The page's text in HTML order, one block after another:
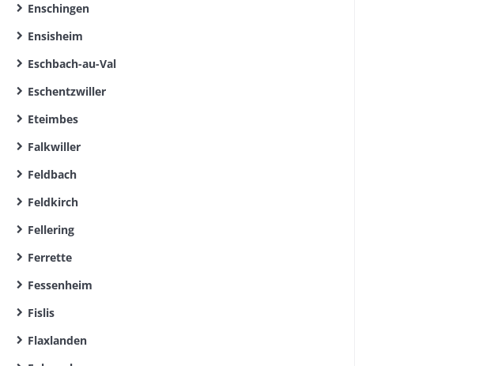
Enschingen
Ensisheim
Eschbach-au-Val
Eschentzwiller
Eteimbes
Falkwiller
Feldbach
Feldkirch
Fellering
Ferrette
Fessenheim
Fislis
Flaxlanden